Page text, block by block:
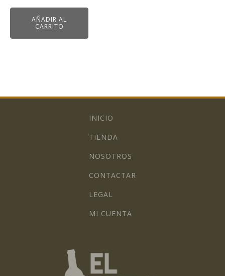
AÑADIR AL
CARRITO
INICIO
TIENDA
NOSOTROS
CONTACTAR
LEGAL
MI CUENTA